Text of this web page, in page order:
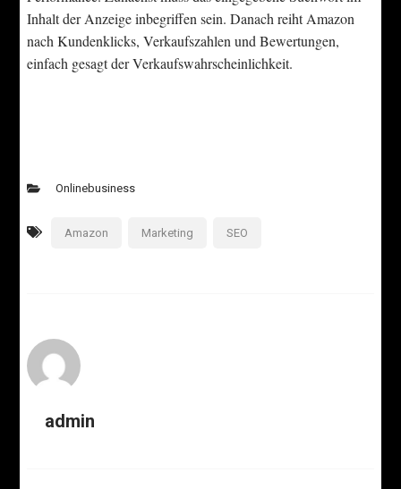
Inhalt der Anzeige inbegriffen sein. Danach reiht Amazon
nach Kundenklicks, Verkaufszahlen und Bewertungen,
einfach gesagt der Verkaufswahrscheinlichkeit.
Onlinebusiness
Amazon Marketing SEO
admin